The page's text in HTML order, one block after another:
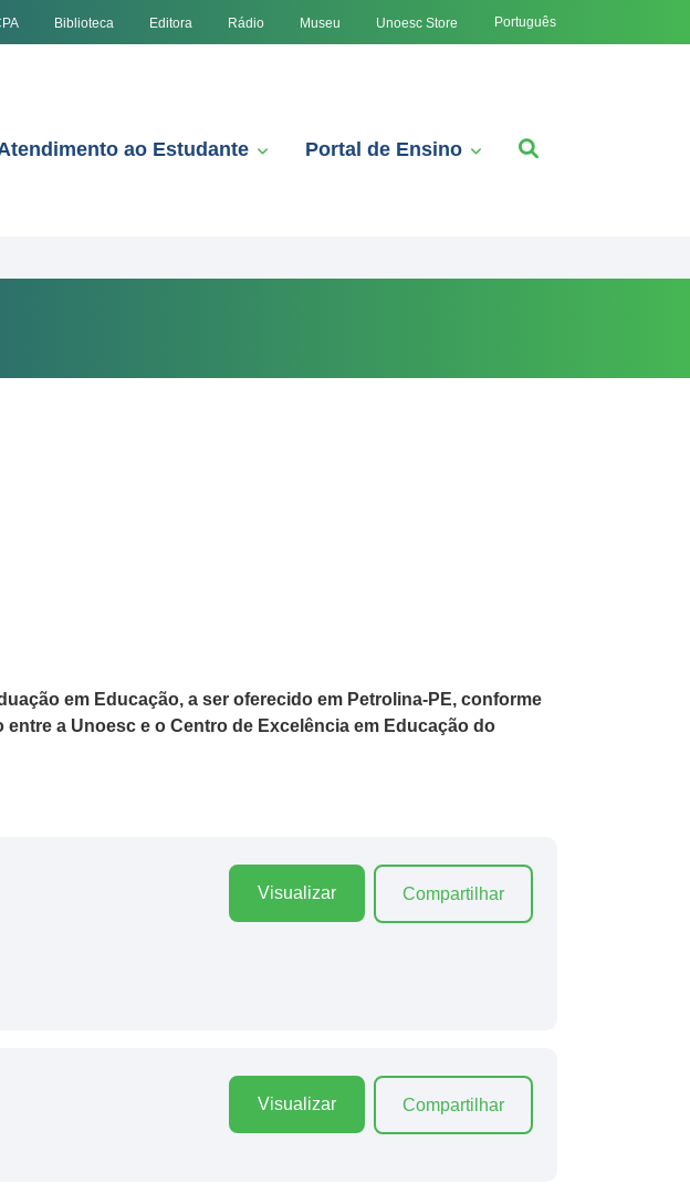
Biblioteca Editora Rádio Museu Unoesc Store Português
ao Estudante Portal de Ensino
em Educação, a ser oferecido em Petrolina-PE, conforme
a Unoesc e o Centro de Excelência em Educação do
Visualizar Compartilhar
Visualizar Compartilhar